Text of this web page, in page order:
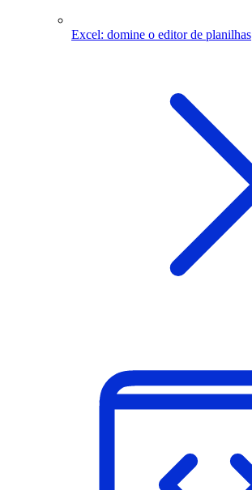
Excel: domine o editor de planilhas